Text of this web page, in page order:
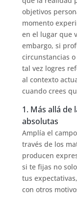
objetivos
momento
en el lugar que
embargo, si
circunstancias
tal vez logres
al contexto
cuando crees
1. Más allá de
absolutas
Amplía el
través de los
producen
si te fijas no
tus
con otros